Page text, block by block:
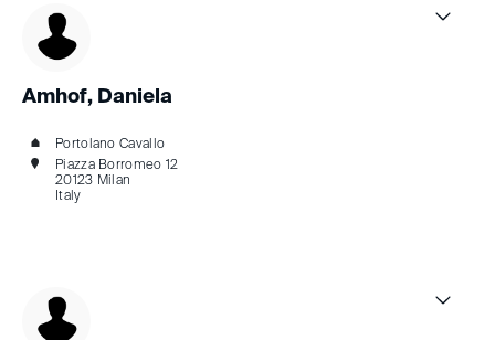
Amhof, Daniela
Portolano Cavallo
Piazza Borromeo 12
20123 Milan
Italy